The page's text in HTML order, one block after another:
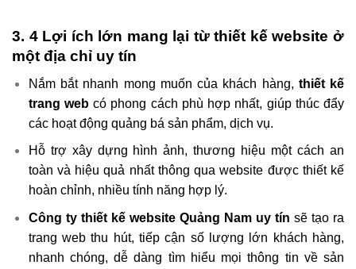
3. 4 Lợi ích lớn mang lại từ thiết kế website ở
một địa chỉ uy tín
Nắm bắt nhanh mong muốn của khách hàng, thiết kế
trang webcó phong cách phù hợp nhất, giúp thúc đẩy
các hoạt động quảng bá sản phẩm, dịch vụ.
Hỗ trợ xây dựng hình ảnh, thương hiệu một cách an
toàn và hiệu quả nhất thông qua website được thiết kế
hoàn chỉnh, nhiều tính năng hợp lý.
Công ty thiết kế website Quảng Nam uy tín sẽ tạo ra
trang web thu hút, tiếp cận số lượng lớn khách hàng,
nhanh chóng, dễ dàng tìm hiểu mọi thông tin về sản